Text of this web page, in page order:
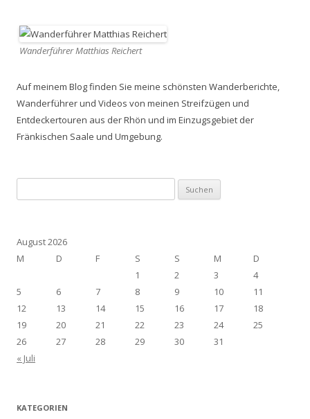
Wanderführer Matthias Reichert
Auf meinem Blog finden Sie meine schönsten Wanderberichte,
Wanderführer und Videos von meinen Streifzügen und
Entdeckertouren aus der Rhön und im Einzugsgebiet der
Fränkischen Saale und Umgebung.
nach:
August 2026
M
D F S S M
D
1
2 3
4
5
6 7 8 9 10
11
12
13 14 15 16 17
18
19
20 21 22 23 24
25
26
27 28 29 30
31
« Juli
KATEGORIEN